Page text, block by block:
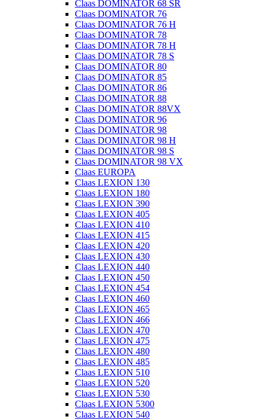
Claas DOMINATOR 68 SR
Claas DOMINATOR 76
Claas DOMINATOR 76 H
Claas DOMINATOR 78
Claas DOMINATOR 78 H
Claas DOMINATOR 78 S
Claas DOMINATOR 80
Claas DOMINATOR 85
Claas DOMINATOR 86
Claas DOMINATOR 88
Claas DOMINATOR 88VX
Claas DOMINATOR 96
Claas DOMINATOR 98
Claas DOMINATOR 98 H
Claas DOMINATOR 98 S
Claas DOMINATOR 98 VX
Claas EUROPA
Claas LEXION 130
Claas LEXION 180
Claas LEXION 390
Claas LEXION 405
Claas LEXION 410
Claas LEXION 415
Claas LEXION 420
Claas LEXION 430
Claas LEXION 440
Claas LEXION 450
Claas LEXION 454
Claas LEXION 460
Claas LEXION 465
Claas LEXION 466
Claas LEXION 470
Claas LEXION 475
Claas LEXION 480
Claas LEXION 485
Claas LEXION 510
Claas LEXION 520
Claas LEXION 530
Claas LEXION 5300
Claas LEXION 540